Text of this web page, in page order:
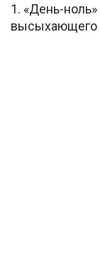
1. «День-
высыхающего